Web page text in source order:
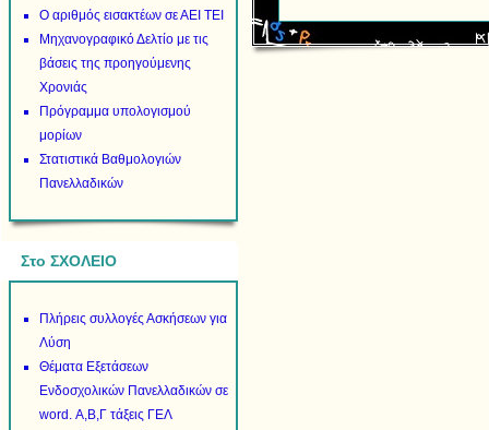
Ο αριθμός εισακτέων σε ΑΕΙ ΤΕΙ
Μηχανογραφικό Δελτίο με τις
βάσεις της προηγούμενης
Χρονιάς
Πρόγραμμα υπολογισμού
μορίων
Στατιστικά Βαθμολογιών
Πανελλαδικών
Στο ΣΧΟΛΕΙΟ
Πλήρεις συλλογές Ασκήσεων για
Λύση
Θέματα Εξετάσεων
Ενδοσχολικών Πανελλαδικών σε
word. Α,Β,Γ τάξεις ΓΕΛ